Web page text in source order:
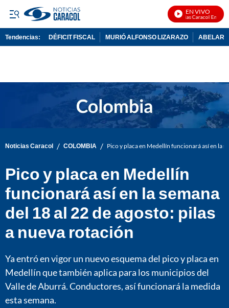
EN VIVO
Noticias Caracol En Vivo
Tendencias: DÉFICIT FISCAL MURIÓ ALFONSO LIZARAZO
Noticias Caracol / COLOMBIA / Pico y placa en Medellín funcionará así en la
Pico y placa en Medellín
funcionará así en la semana
del 18 al 22 de agosto: pilas
a nueva rotación
Ya entró en vigor un nuevo esquema del pico y placa en
Medellín que también aplica para los municipios del
Valle de Aburrá. Conductores, así funcionará la medida
esta semana.